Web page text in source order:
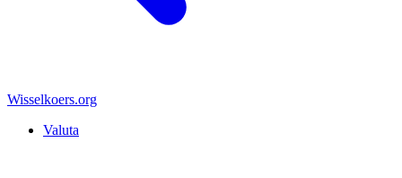
Wisselkoers.org
Valuta